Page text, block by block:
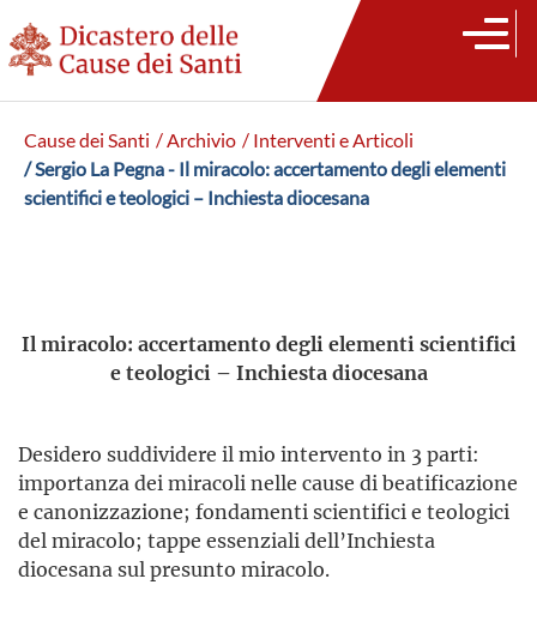
Cause dei Santi / Archivio / Interventi e Articoli
/ Sergio La Pegna - Il miracolo: accertamento degli elementi
scientifici e teologici – Inchiesta diocesana
Il miracolo: accertamento degli elementi scientifici
e teologici – Inchiesta diocesana
Desidero suddividere il mio intervento in 3 parti:
importanza dei miracoli nelle cause di beatificazione
e canonizzazione; fondamenti scientifici e teologici
del miracolo; tappe essenziali dell’Inchiesta
diocesana sul presunto miracolo.